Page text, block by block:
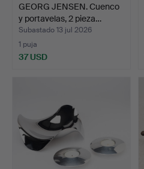
GEORG JENSEN. Cuenco
y portavelas, 2 pieza…
Subastado 13 jul 2026
1 puja
37 USD